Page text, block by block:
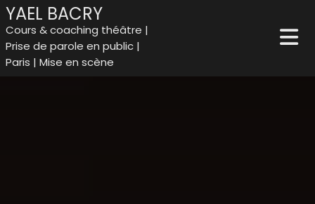
YAEL BACRY
Cours & coaching théâtre |
Prise de parole en public |
Paris | Mise en scène